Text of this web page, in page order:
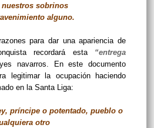
nuestros sobrinos
alguno.
para dar una apariencia de
recordará esta “entrega
navarros. En este documento
legitimar la ocupación haciendo
en la Santa Liga:
príncipe o potentado, pueblo o
otro